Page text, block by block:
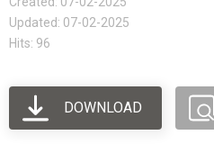
Updated: 07-02-2025
Hits: 96
DOWNLOAD